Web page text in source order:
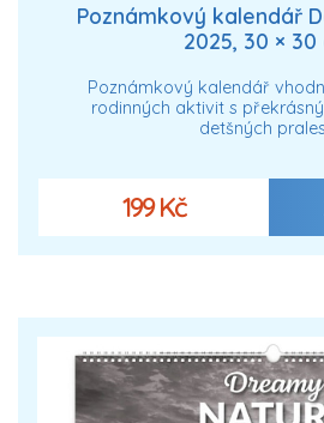
Poznámkový kalendář
2025, 30 × 30
Poznámkový kalendář
rodinných aktivit s
detšných
199 Kč